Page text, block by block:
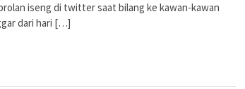
iseng di twitter saat bilang ke kawan-kawan
dari hari […]